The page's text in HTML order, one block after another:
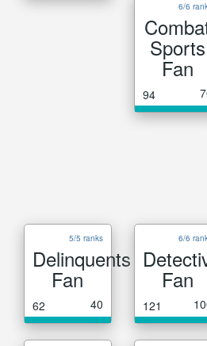
6/6
Sports
Fan
94
5/5 ranks
Delinquents
Fan
62 40
6/6
Fan
121